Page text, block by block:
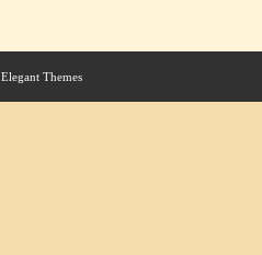
Elegant Themes